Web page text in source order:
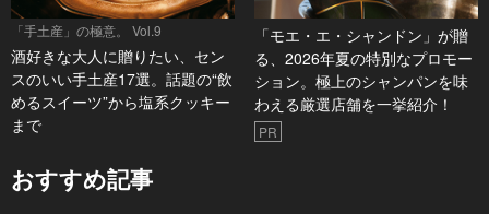
「手土産」の極意。 Vol.9
酒好きな大人に贈りたい、セン
スのいい手土産17選。話題の“飲
めるスイーツ”から塩系クッキー
まで
「モエ・エ・シャンドン」が贈
る、2026年夏の特別なプロモー
ション。極上のシャンパンを味
わえる厳選店舗を一挙紹介！
PR
おすすめ記事